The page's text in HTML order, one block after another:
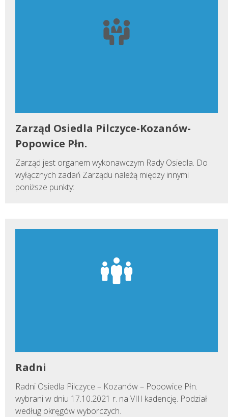
Zarząd Osiedla Pilczyce-Kozanów-
Popowice Płn.
Zarząd jest organem wykonawczym Rady Osiedla. Do
wyłącznych zadań Zarządu należą między innymi
poniższe punkty:
Radni
Radni Osie­dla Pilczyce – Kozanów – Popowice Płn.
wybrani w dniu 17.10.2021 r. na VIII kadencję. Podział
według okręgów wyborczych.